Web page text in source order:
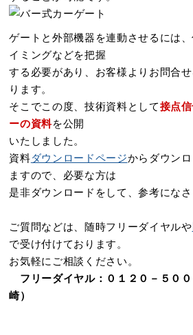
ゲートと外部機器を連動させるには
イミングなどを把握
する必要があり、お客様よりお問合
ります。
そこでこの度、技術資料として接点
ーの資料を公開
いたしました。
資料ダウンロードページからダウン
ますので、必要な方は
是非ダウンロードをして、参考になさ
ご質問などは、随時フリーダイヤルや
で受け付けております。
お気軽にご相談ください。
フリーダイヤル：０１２０－５０
崎）